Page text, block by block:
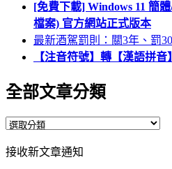
[免費下載] Windows 11 簡
檔案) 官方網站正式版本
最新酒駕罰則：關3年、罰
【注音符號】轉【漢語拼
全部文章分類
全
文
接收新文章通知